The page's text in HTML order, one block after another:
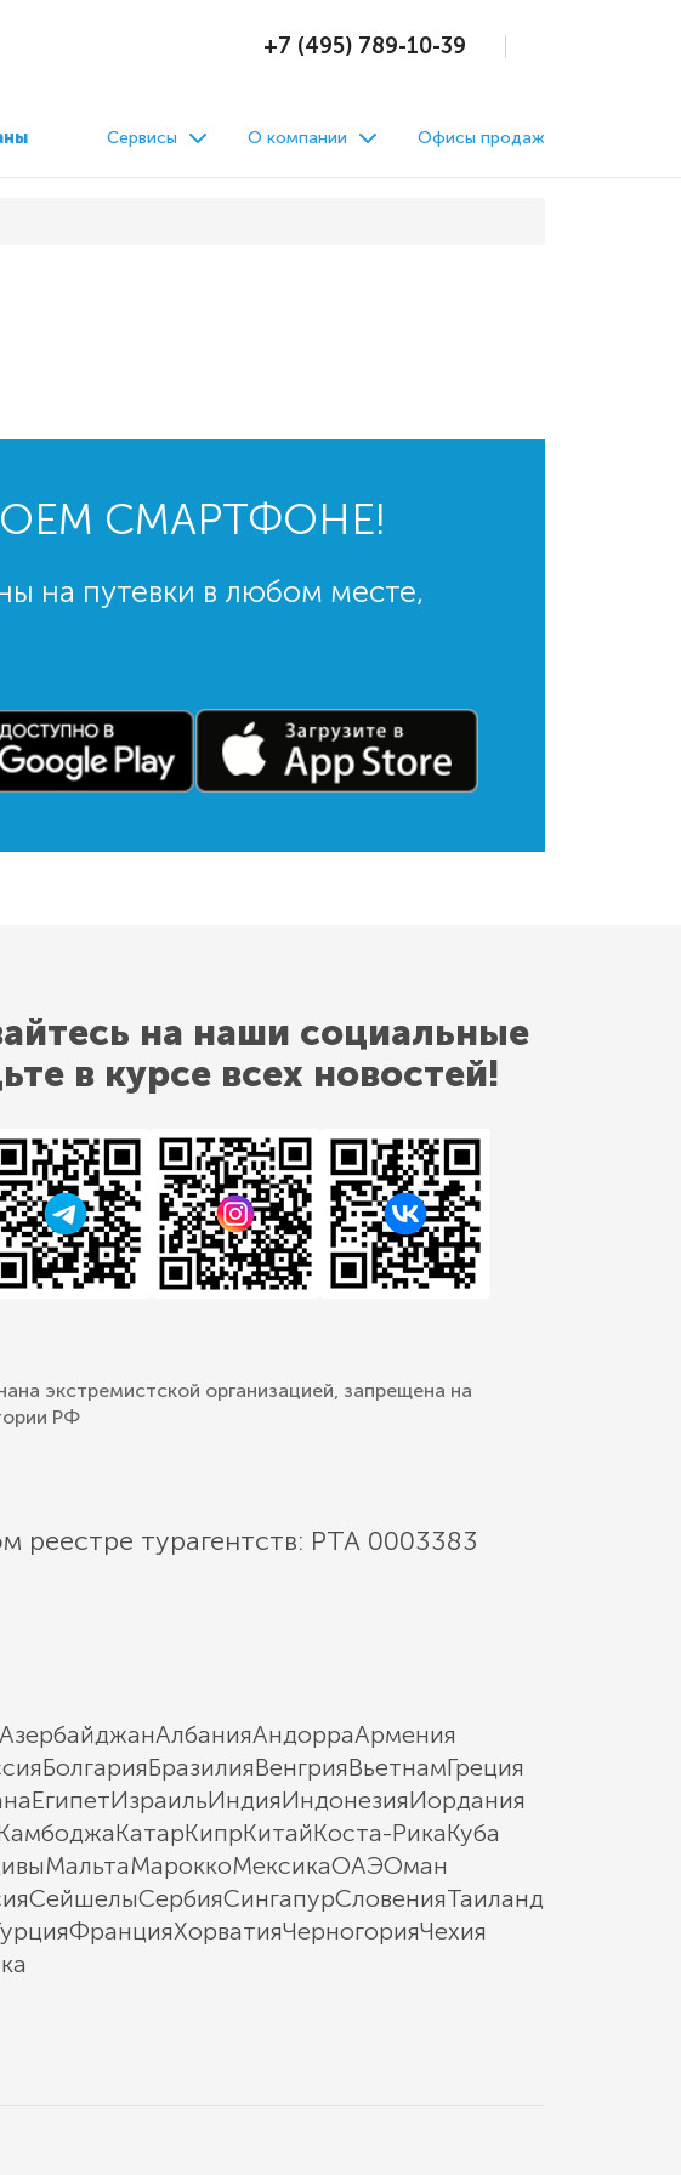
+7 (495) 789-10-39
Сервисы О компании Офисы продаж
СМАРТФОНЕ!
на путевки в любом месте,
на наши социальные
в курсе всех новостей!
экстремистской организацией, запрещена на
РФ
реестре турагентств: РТА 0003383
АзербайджанАлбанияАндорраАрмения
БолгарияБразилияВенгрияВьетнамГреция
ЕгипетИзраильИндияИндонезияИордания
КатарКипрКитайКоста-РикаКуба
МальтаМароккоМексикаОАЭОман
СейшелыСербияСингапурСловенияТаиланд
ФранцияХорватияЧерногорияЧехия